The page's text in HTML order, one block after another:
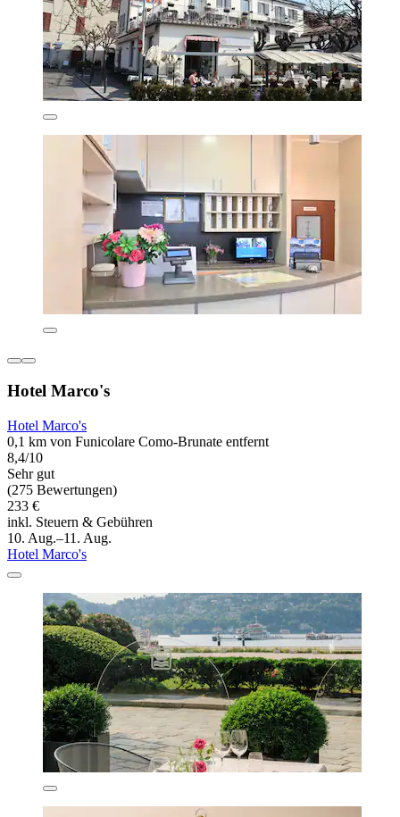
Hotel Marco's
Hotel Marco's
0,1 km von Funicolare Como-Brunate entfernt
8,4/10
Sehr gut
(275 Bewertungen)
233 €
inkl. Steuern & Gebühren
10. Aug.–11. Aug.
Hotel Marco's